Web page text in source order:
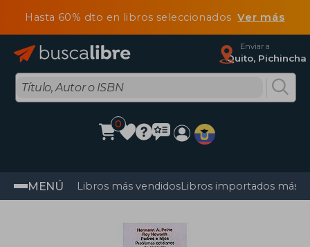
Hasta 60% dto en libros seleccionadosVer más
Enviar a
Quito, Pichincha
0
MENÚ Libros más vendidosLibros importados más